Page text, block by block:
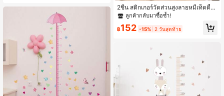
บ้านของคุณ, สติ๊กเกอร์ตกแต่งรามา ขอ
งขวัญวันเกิด การจบการศึกษา
2ชิ้น สติกเกอร์วัดส่วนสูงลายหมีเท็ดดี้สไ
ตล์โบฮีเมียนขนาดใหญ่, แผนภูมิการเจริ
ญเติบโตแบบถอดได้มีกาวในตัว, เหมา
ะสำหรับตกแต่งห้องเด็กอ่อน, ห้องนอนเ
ลูกค้ากลับมาซื้อซ้ำ!
฿152 -15% 2 วันสุดท้าย